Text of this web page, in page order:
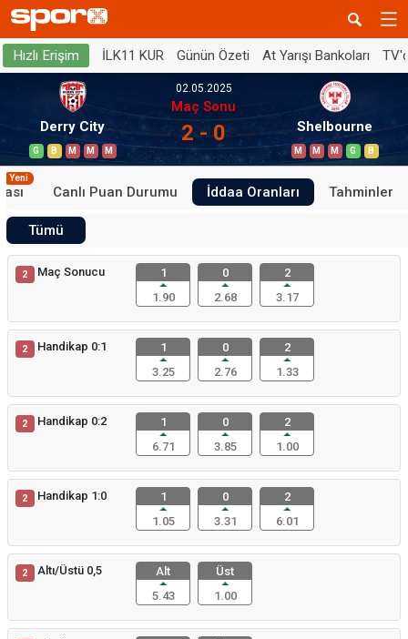
Hızlı Erişim İLK11 KUR Günün Özeti At Yarışı Bankoları
Derry City
G B M M M
02.05.2025
Maç Sonu
2 - 0 Shelbourne
M M M G B
Yeni
Canlı Puan Durumu İddaa Oranları Tahminler
Tümü
2 Maç Sonucu
1
1.90
0
2.68
2
3.17
2 Handikap 0:1
1
3.25
0
2.76
2
1.33
2 Handikap 0:2
1
6.71
0
3.85
2
1.00
2 Handikap 1:0
1
1.05
0
3.31
2
6.01
2 Altı/Üstü 0,5
Alt
5.43
Üst
1.00